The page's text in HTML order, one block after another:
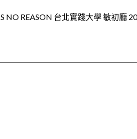
NO REASON 台北實踐大學 敏初廳